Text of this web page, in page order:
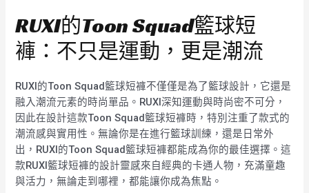
RUXI的Toon Squad籃球短
褲：不只是運動，更是潮流
RUXI的Toon Squad籃球短褲不僅僅是為了籃球設計，它還是
融入潮流元素的時尚單品。RUXI深知運動與時尚密不可分，
因此在設計這款Toon Squad籃球短褲時，特別注重了款式的
潮流感與實用性。無論你是在進行籃球訓練，還是日常外
出，RUXI的Toon Squad籃球短褲都能成為你的最佳選擇。這
款RUXI籃球短褲的設計靈感來自經典的卡通人物，充滿童趣
與活力，無論走到哪裡，都能讓你成為焦點。